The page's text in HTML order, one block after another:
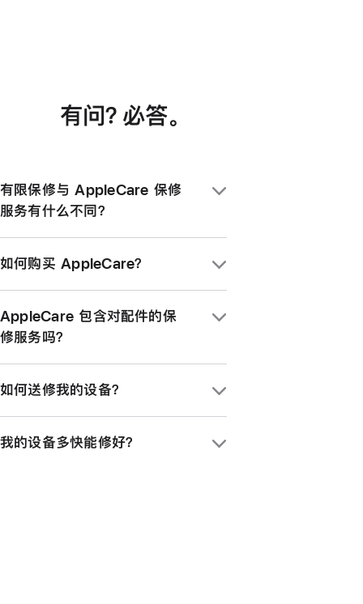
有问？必答。
有限保修与 AppleCare 保修
服务有什么不同？
保修服务。AppleCare 的一系列服务计划
则可延长该项硬件保修，还提供意外损坏保
修服务、优先获得 Apple 专家帮助等额外
支持。
如何购买 AppleCare？
Apple Store app 购买新 Apple 产品
时，可同时购买 AppleCare+ 服务计划。
你可以在购买新 Apple 产品之日起 7 天
内，通过 iPhone、iPad 或 Mac 上的设
400-666-8800，来购买新的服务计划；
或在 60 天内，前往 Apple Store 零售店
AppleCare 包含对配件的保
修服务吗？
务计划，所享的意外损坏保修服务就涵盖了
一支 Apple Pencil 和一个 Apple 品牌
iPad 键盘。受保障产品的包装盒内随附的
如何送修我的设备？
Apple Store 零售店，或 5000 多家
我的设备多快能修好？